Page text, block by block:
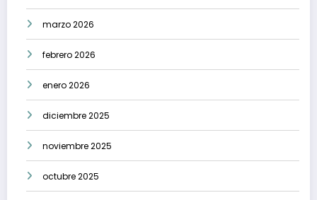
marzo 2026
febrero 2026
enero 2026
diciembre 2025
noviembre 2025
octubre 2025